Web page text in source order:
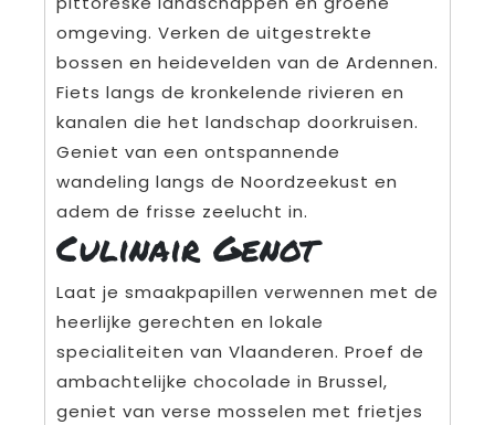
omgeving. Verken de uitgestrekte
bossen en heidevelden van de Ardennen.
Fiets langs de kronkelende rivieren en
kanalen die het landschap doorkruisen.
Geniet van een ontspannende
wandeling langs de Noordzeekust en
adem de frisse zeelucht in.
Culinair Genot
Laat je smaakpapillen verwennen met de
heerlijke gerechten en lokale
specialiteiten van Vlaanderen. Proef de
ambachtelijke chocolade in Brussel,
geniet van verse mosselen met frietjes